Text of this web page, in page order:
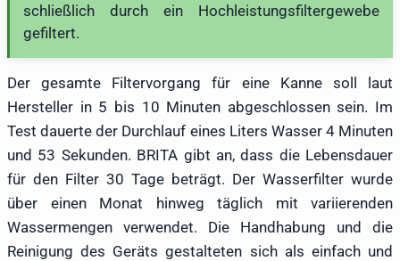
schließlich durch ein Hochleistungsfiltergewebe
gefiltert.
Der gesamte Filtervorgang für eine Kanne soll laut
Hersteller in 5 bis 10 Minuten abgeschlossen sein. Im
Test dauerte der Durchlauf eines Liters Wasser 4 Minuten
und 53 Sekunden. BRITA gibt an, dass die Lebensdauer
für den Filter 30 Tage beträgt. Der Wasserfilter wurde
über einen Monat hinweg täglich mit variierenden
Wassermengen verwendet. Die Handhabung und die
Reinigung des Geräts gestalteten sich als einfach und